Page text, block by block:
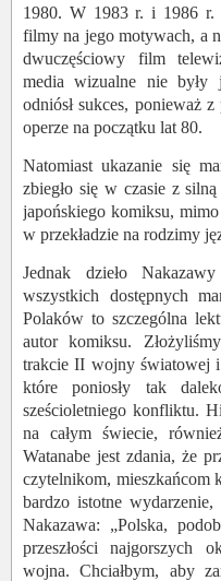
1980. W 1983 r. i 1986 r.
filmy na jego motywach, a
dwuczęściowy film
media wizualne nie były
odniósł sukces, ponieważ
operze na początku lat 80.
Natomiast ukazanie się
zbiegło się w czasie z
japońskiego komiksu,
w przekładzie na rodzimy
Jednak dzieło
wszystkich dostępnych
Polaków to szczególna
autor komiksu.
trakcie II wojny światowej
które poniosły tak
sześcioletniego konfliktu.
na całym świecie,
Watanabe jest zdania, że
czytelnikom, mieszkańcom
bardzo istotne
Nakazawa: „Polska,
przeszłości najgorszych
wojna. Chciałbym, aby